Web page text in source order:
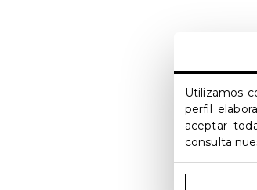
Utilizamos
perfil
aceptar
consulta